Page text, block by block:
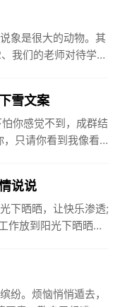
象是很大的动物。其
我们的老师对待学生
雪文案
你感觉不到，成群结
只请你看到我像看
说说
下晒晒，让快乐渗透;
作放到阳光下晒晒，
纷。烦恼悄悄遁去，